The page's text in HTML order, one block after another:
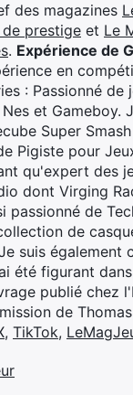
des magazines
prestige et Le
. Expérience de
en
: Passionné
et
Super
Pigiste pour
qu'expert des
dont Virging
passionné de
de
suis également
été figurant
publié chez
de
, TikTok,